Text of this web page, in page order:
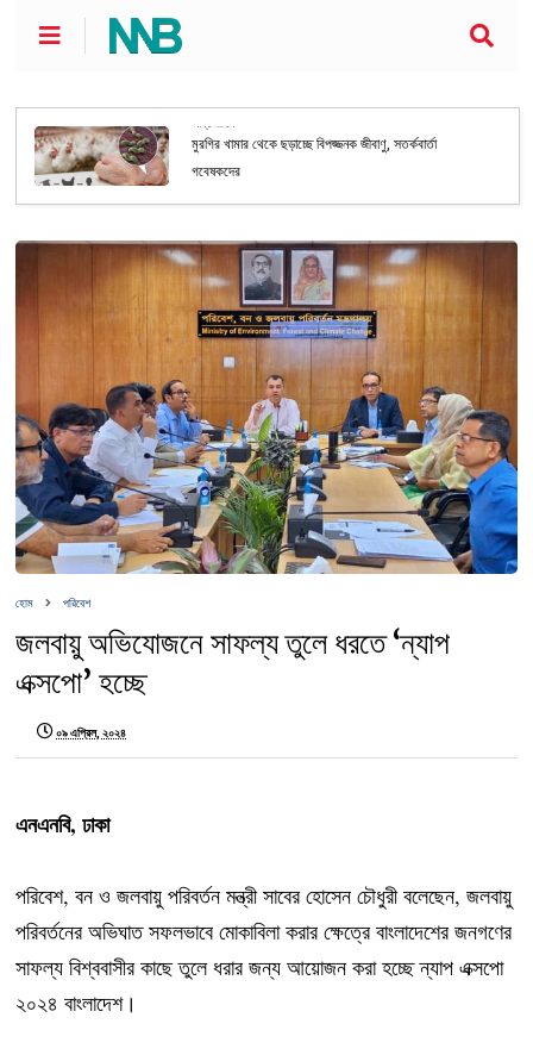
মুরগির খামার থেকে ছড়াচ্ছে বিপজ্জনক জীবাণু, সতর্কবার্তা
গবেষকদের
হোম পরিবেশ
জলবায়ু অভিযোজনে সাফল্য তুলে ধরতে ‘ন্যাপ
এক্সপো’ হচ্ছে
০৯ এপ্রিল, ২০২৪
এনএনবি, ঢাকা
পরিবেশ, বন ও জলবায়ু পরিবর্তন মন্ত্রী সাবের হোসেন চৌধুরী বলেছেন, জলবায়ু
পরিবর্তনের অভিঘাত সফলভাবে মোকাবিলা করার ক্ষেত্রে বাংলাদেশের জনগণের
সাফল্য বিশ্ববাসীর কাছে তুলে ধরার জন্য আয়োজন করা হচ্ছে ন্যাপ এক্সপো
২০২৪ বাংলাদেশ।